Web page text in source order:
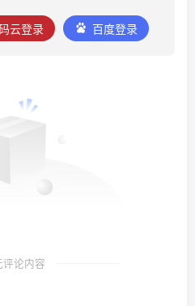
云登录 百度登录
评论内容